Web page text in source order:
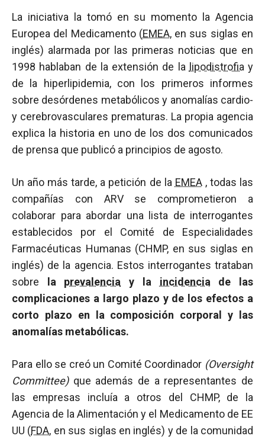
La iniciativa la tomó en su momento la Agencia
Europea del Medicamento (EMEA, en sus siglas en
inglés) alarmada por las primeras noticias que en
1998 hablaban de la extensión de la lipodistrofia y
de la hiperlipidemia, con los primeros informes
sobre desórdenes metabólicos y anomalías cardio-
y cerebrovasculares prematuras. La propia agencia
explica la historia en uno de los dos comunicados
de prensa que publicó a principios de agosto.
Un año más tarde, a petición de la EMEA, todas las
compañías con ARV se comprometieron a
colaborar para abordar una lista de interrogantes
establecidos por el Comité de Especialidades
Farmacéuticas Humanas (CHMP, en sus siglas en
inglés) de la agencia. Estos interrogantes trataban
sobre
la prevalencia y la incidencia de las
complicaciones a largo plazo y de los efectos a
corto plazo en la composición corporal y las
anomalías metabólicas.
Para ello se creó un Comité Coordinador (Oversight
Committee)que además de a representantes de
las empresas incluía a otros del CHMP, de la
Agencia de la Alimentación y el Medicamento de EE
UU (FDA, en sus siglas en inglés) y de la comunidad